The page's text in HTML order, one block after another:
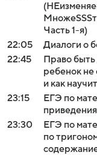
Часть 1-я)
22:05
Диалоги о
22:45
Право
ребенок не
и как
23:15
ЕГЭ по
23:30
ЕГЭ по
по